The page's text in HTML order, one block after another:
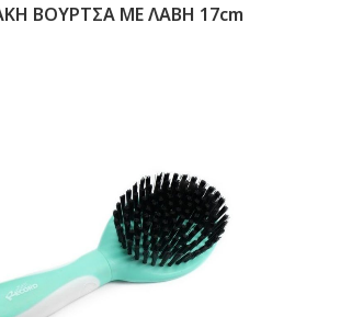
ΒΟΥΡΤΣΑ ΜΕ ΛΑΒΗ 17cm